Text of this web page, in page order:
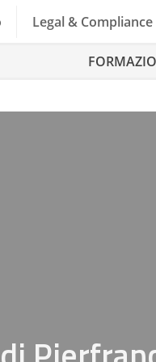
Legal & Compliance